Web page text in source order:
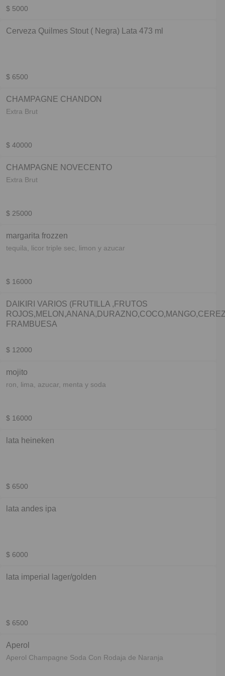
$ 5000
Cerveza Quilmes Stout ( Negra) Lata 473 ml
$ 6500
CHAMPAGNE CHANDON
Extra Brut
$ 40000
CHAMPAGNE NOVECENTO
Extra Brut
$ 25000
margarita frozzen
tequila, licor triple sec, limon y azucar
$ 16000
DAIKIRI VARIOS (FRUTILLA ,FRUTOS
FRAMBUESA
$ 12000
mojito
ron, lima, azucar, menta y soda
$ 16000
lata heineken
$ 6500
lata andes ipa
$ 6000
lata imperial lager/golden
$ 6500
Aperol
Aperol Champagne Soda Con Rodaja de Naranja